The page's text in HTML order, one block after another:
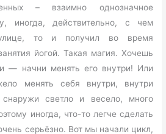
– взаимно однозначное
иногда, действительно, с чем
то и получил во время
йогой. Такая магия. Хочешь
— начни менять его внутри! Или
менять себя внутри, внутри
светло и весело, много
иногда, что-то легче сделать
серьёзно. Вот мы начали цикл,